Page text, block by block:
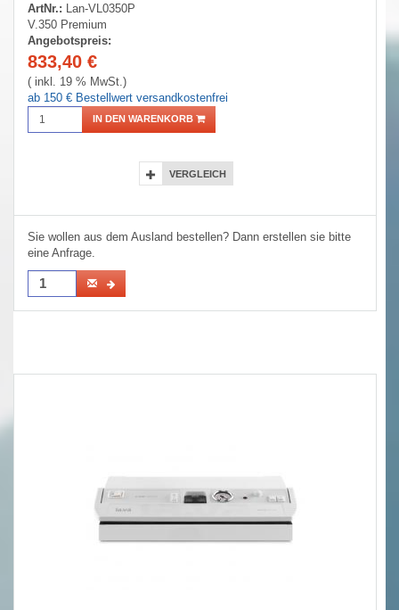
ArtNr.:
Lan-VL0350P
V.350 Premium
Angebotspreis:
833,40 €
( inkl. 19 % MwSt.)
ab 150 € Bestellwert versandkostenfrei
IN DEN WARENKORB
VERGLEICH
Sie wollen aus dem Ausland bestellen? Dann erstellen sie bitte
eine Anfrage.